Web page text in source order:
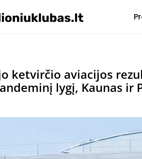
ketvirčio aviacijos
lygį, Kaunas ir